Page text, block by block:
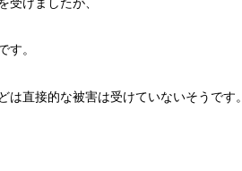
す。
直接的な被害は受けていないそうです。